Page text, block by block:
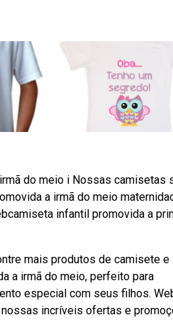
do meio i Nossas camisetas
a irmã do meio
infantil promovida a
mais produtos de camisete e
a irmã do meio, perfeito para
especial com seus filhos.
incríveis ofertas e